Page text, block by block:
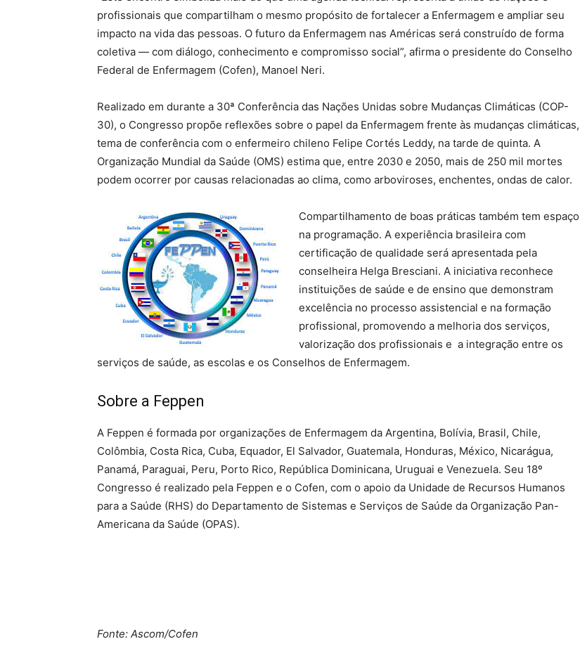
profissionais que compartilham o mesmo propósito de fortalecer a Enfermagem e ampliar seu
impacto na vida das pessoas. O futuro da Enfermagem nas Américas será construído de forma
coletiva — com diálogo, conhecimento e compromisso social”, afirma o presidente do Conselho
Federal de Enfermagem (Cofen), Manoel Neri.
Realizado em durante a 30ª Conferência das Nações Unidas sobre Mudanças Climáticas (COP-
30), o Congresso propõe reflexões sobre o papel da Enfermagem frente às mudanças climáticas,
tema de conferência com o enfermeiro chileno Felipe Cortés Leddy, na tarde de quinta. A
Organização Mundial da Saúde (OMS) estima que, entre 2030 e 2050, mais de 250 mil mortes
podem ocorrer por causas relacionadas ao clima, como arboviroses, enchentes, ondas de calor.
Compartilhamento de boas práticas também tem espaço
na programação. A experiência brasileira com
certificação de qualidade será apresentada pela
conselheira Helga Bresciani. A iniciativa reconhece
instituições de saúde e de ensino que demonstram
excelência no processo assistencial e na formação
profissional, promovendo a melhoria dos serviços,
valorização dos profissionais e a integração entre os
serviços de saúde, as escolas e os Conselhos de Enfermagem.
Sobre a Feppen
A Feppen é formada por organizações de Enfermagem da Argentina, Bolívia, Brasil, Chile,
Colômbia, Costa Rica, Cuba, Equador, El Salvador, Guatemala, Honduras, México, Nicarágua,
Panamá, Paraguai, Peru, Porto Rico, República Dominicana, Uruguai e Venezuela. Seu 18º
Congresso é realizado pela Feppen e o Cofen, com o apoio da Unidade de Recursos Humanos
para a Saúde (RHS) do Departamento de Sistemas e Serviços de Saúde da Organização Pan-
Americana da Saúde (OPAS).
Fonte: Ascom/Cofen